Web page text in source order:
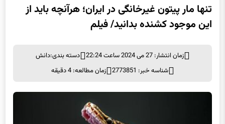
این موجود کشنده بدانید/ فیلم
شناسه خبر: 2773851
زمان مطالعه: 4 دقیقه